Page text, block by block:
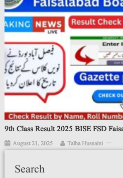
9th Class Result 2025 BISE FSD
August 21, 2025 Talha Hussaini
Search